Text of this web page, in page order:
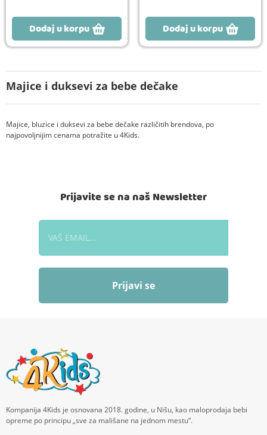
Majice i duksevi za bebe dečake
Majice, bluzice i duksevi za bebe dečake različitih brendova, po
najpovoljnijim cenama potražite u 4Kids.
Dodaj u korpu Dodaj u korpu
Prijavite se na naš Newsletter
Prijavi se
Kompanija 4Kids je osnovana 2018. godine, u Nišu, kao maloprodaja bebi
opreme po principu „sve za mališane na jednom mestu“.